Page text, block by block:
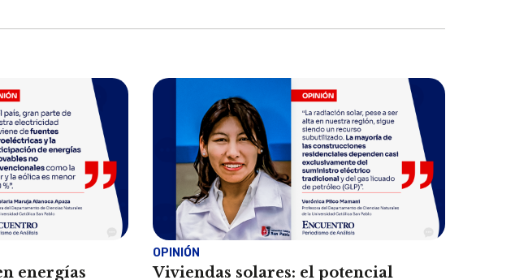
energías
OPINIÓN
Viviendas solares: el potencial